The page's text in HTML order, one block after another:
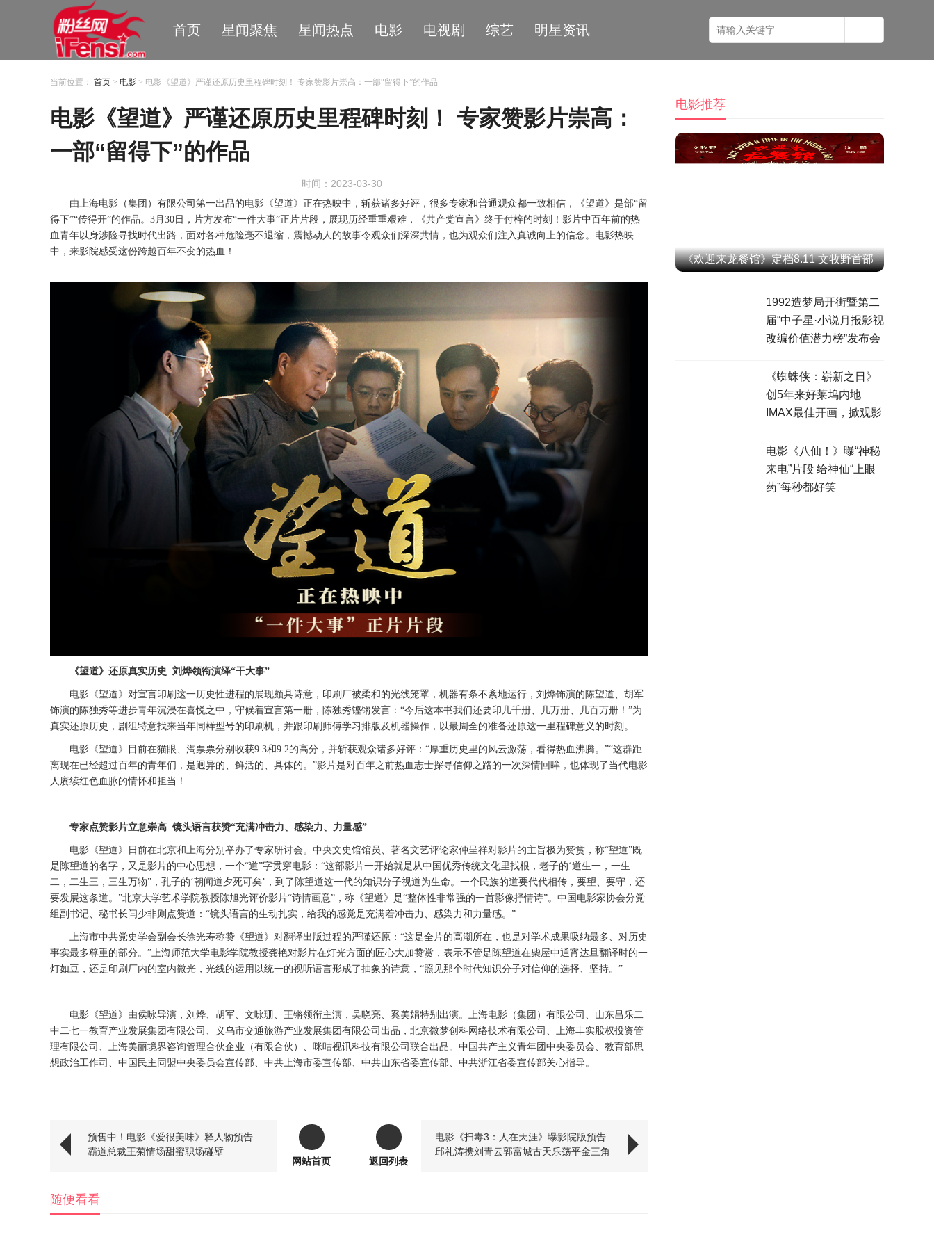
首页 星闻聚焦 星闻热点 电影 电视剧 综艺 明星资讯
当前位置： 首页 > 电影 > 电影《望道》严谨还原历史里程碑时刻！ 专家赞影片崇高：一部“留得下”的作品
电影《望道》严谨还原历史里程碑时刻！ 专家赞影片崇高：
一部“留得下”的作品
时间：2023-03-30
由上海电影（集团）有限公司第一出品的电影《望道》正在热映中 ， 斩获诸多好评，很多专家和普通观众都一致相信，《望道》 是部“留
得下”“传得开”的作品。 3月 30 日， 片方发布“一件大事”正片片段，展现历经重重艰难，《共产党宣言》终于付梓的时刻！影片中百年前的热
血青年以身涉险寻找时代出路，面对各种危险毫不退缩，震撼动人的故事令观众们深深共情，也为观众们注入真诚向上的信念。电影热映
中，来影院感受这份跨越百年不变的热血！
《望道》还原真实历史 刘烨领衔演绎“干大事”
电影 《望道》 对宣言印刷 这一历史性进程的展现颇具诗意，印刷厂被柔和的光线笼罩，机器有条不紊地运行，刘烨饰演的陈望道、胡军
饰演的陈独秀等进步青年沉浸在喜悦之中，守候着宣言第一册，陈独秀铿锵发言： “今后这本书我们还要印几千册、几万册、几百万册！”为
真实还原历史，剧组特意找来当年同样型号的印刷机，并跟印刷师傅学习排版及机器操作，以最周全的准备还原这一里程碑意义的时刻。
电影《望道》 目前在猫眼、淘票票分别收获9.3和9.2的高分，并斩获观众诸多好评： “厚重历史里的风云激荡，看得热血沸腾。”“这群距
离现在已经超过百年的青年们，是迥异的、鲜活的、具体的。”影片是对百年之前热血志士探寻信仰之路的一次深情回眸，也体现了当代电影
人赓续红色血脉的情怀和担当 ！
专家点赞影片立意崇高 镜头语言获赞“充满冲击力、感染力、力量感”
电影《望道》日前在北京和上海分别举办了专家研讨会。中央文史馆馆员、著名文艺评论家仲呈祥对影片的主旨极为赞赏，称“望道”既
是陈望道的名字，又是影片的中心思想，一个“道”字贯穿电影：“这部影片一开始就是从中国优秀传统文化里找根，老子的‘道生一，一生
二，二生三，三生万物”，孔子的‘朝闻道夕死可矣’，到了陈望道这一代的知识分子视道为生命。一个民族的道要代代相传，要望、要守，还
要发展这条道。”北京大学艺术学院教授陈旭光评价影片“诗情画意”， 称《望道》是“整体性非常强的一首影像抒情诗”。中国电影家协会分党
组副书记、秘书长闫少非则点赞道： “镜头语言的生动扎实，给我的感觉是充满着冲击力、感染力和力量感。”
上海市中共党史学会副会长徐光寿称赞《望道》对翻译出版过程的严谨还原： “这是全片的高潮所在，也是对学术成果吸纳最多、对历史
事实最多尊重的部分。”上海师范大学电影学院教授龚艳对影片在灯光方面的匠心大加赞赏， 表示不管是陈望道在柴屋中通宵达旦翻译时的一
灯如豆，还是印刷厂内的室内微光，光线的运用以统一的视听语言形成了抽象的诗意， “照见那个时代知识分子对信仰的选择、坚持。”
电影《望道》由侯咏导演，刘烨、胡军、文咏珊、王锵领衔主演，吴晓亮、奚美娟特别出演。上海电影（集团）有限公司、山东昌乐二
中二七一教育产业发展集团有限公司、义乌市交通旅游产业发展集团有限公司出品，北京微梦创科网络技术有限公司、上海丰实股权投资管
理有限公司、上海美丽境界咨询管理合伙企业（有限合伙）、咪咕视讯科技有限公司联合出品。中国共产主义青年团中央委员会、教育部思
想政治工作司、中国民主同盟中央委员会宣传部、中共上海市委宣传部、中共山东省委宣传部、中共浙江省委宣传部关心指导。
预售中！电影《爱很美味》释人物预告
霸道总裁王菊情场甜蜜职场碰壁
电影《扫毒3：人在天涯》曝影院版预告
邱礼涛携刘青云郭富城古天乐荡平金三角
网站首页
返回列表
随便看看
电影推荐
《欢迎来龙餐馆》定档8.11 文牧野首部
1992造梦局开街暨第二
届“中子星·小说月报影视
改编价值潜力榜”发布会
《蜘蛛侠：崭新之日》
创5年来好莱坞内地
IMAX最佳开画，掀观影
电影《八仙！》曝“神秘
来电”片段 给神仙“上眼
药”每秒都好笑